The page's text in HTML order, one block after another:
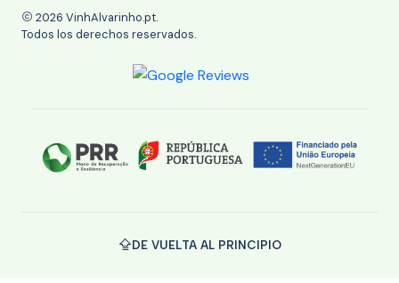
2026 VinhAlvarinho.pt.
Todos los derechos reservados.
DE VUELTA AL PRINCIPIO